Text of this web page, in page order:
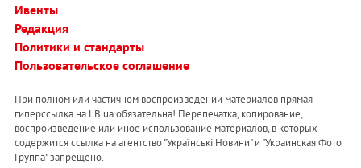
Ивенты
Редакция
Политики и стандарты
Пользовательское соглашение
При полном или частичном воспроизведении материалов прямая
гиперссылка на LB.ua обязательна! Перепечатка, копирование,
воспроизведение или иное использование материалов, в которых
содержится ссылка на агентство "Українськi Новини" и "Украинская Фото
Группа" запрещено.